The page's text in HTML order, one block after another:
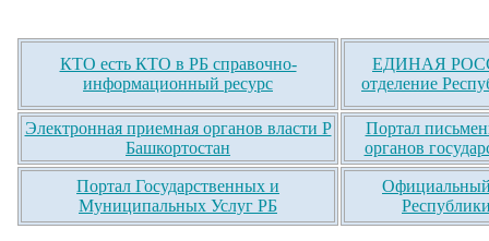
КТО есть КТО в РБ справочно-
информационный ресурс
ЕДИНАЯ
отделение
Электронная приемная органов власти Р
Башкортостан
Портал
органов
Портал Государственных и
Муниципальных Услуг РБ
Официальный